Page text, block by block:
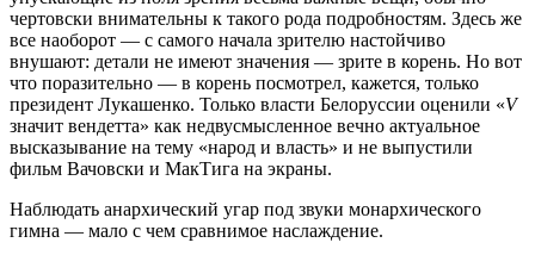
чертовски внимательны к такого рода подробностям. Здесь же
все наоборот — с самого начала зрителю настойчиво
внушают: детали не имеют значения — зрите в корень. Но вот
что поразительно — в корень посмотрел, кажется, только
президент Лукашенко. Только власти Белоруссии оценили «V
значит вендетта» как недвусмысленное вечно актуальное
высказывание на тему «народ и власть» и не выпустили
фильм Вачовски и МакТига на экраны.
Наблюдать анархический угар под звуки монархического
гимна — мало с чем сравнимое наслаждение.